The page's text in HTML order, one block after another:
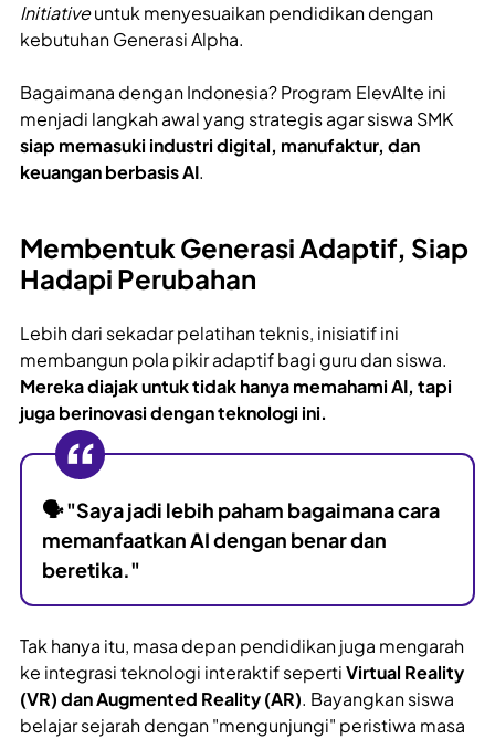
Initiativeuntuk menyesuaikan pendidikan dengan
kebutuhan Generasi Alpha.
Bagaimana dengan Indonesia? Program ElevAIte ini
menjadi langkah awal yang strategis agar siswa SMK
siap memasuki industri digital, manufaktur, dan
keuangan berbasis AI.
Membentuk Generasi Adaptif, Siap
Hadapi Perubahan
Lebih dari sekadar pelatihan teknis, inisiatif ini
membangun pola pikir adaptif bagi guru dan siswa.
Mereka diajak untuk tidak hanya memahami AI, tapi
juga berinovasi dengan teknologi ini.
🗣"Saya jadi lebih paham bagaimana cara
memanfaatkan AI dengan benar dan
beretika."
Tak hanya itu, masa depan pendidikan juga mengarah
ke integrasi teknologi interaktif sepertiVirtual Reality
(VR) dan Augmented Reality (AR). Bayangkan siswa
belajar sejarah dengan "mengunjungi" peristiwa masa